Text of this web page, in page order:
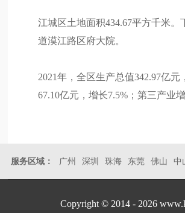
江城区土地面积434.67平方千米
道漠江路区府大院。
2021年，全区生产总值342.97亿
67.10亿元，增长7.5%；第三产业
服务区域： 广州 深圳 珠海 东莞 佛山 中
Copyright © 2014 - 2026